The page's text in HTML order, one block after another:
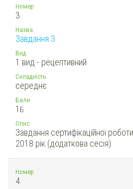
Номер
3.
Назва
Завдання 3
Вид
1 вид - рецептивний
Складність
середнє
Бали
1 Б.
Опис
Завдання сертифікаційної
2018 рік (додаткова сесія).
Номер
4.